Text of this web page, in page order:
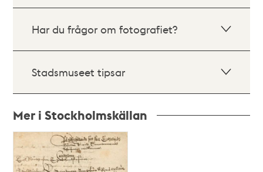
Har du frågor om fotografiet?
Stadsmuseet tipsar
Mer i Stockholmskällan
Relaterade
och